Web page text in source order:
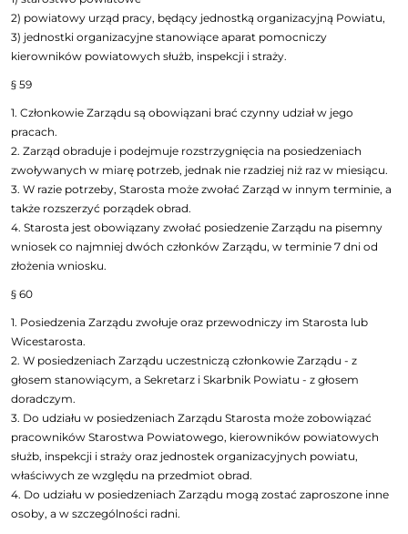
2) powiatowy urząd pracy, będący jednostką organizacyjną Powiatu,
3) jednostki organizacyjne stanowiące aparat pomocniczy
kierowników powiatowych służb, inspekcji i straży.
§ 59
1. Członkowie Zarządu są obowiązani brać czynny udział w jego
pracach.
2. Zarząd obraduje i podejmuje rozstrzygnięcia na posiedzeniach
zwoływanych w miarę potrzeb, jednak nie rzadziej niż raz w miesiącu.
3. W razie potrzeby, Starosta może zwołać Zarząd w innym terminie, a
także rozszerzyć porządek obrad.
4. Starosta jest obowiązany zwołać posiedzenie Zarządu na pisemny
wniosek co najmniej dwóch członków Zarządu, w terminie 7 dni od
złożenia wniosku.
§ 60
1. Posiedzenia Zarządu zwołuje oraz przewodniczy im Starosta lub
Wicestarosta.
2. W posiedzeniach Zarządu uczestniczą członkowie Zarządu - z
głosem stanowiącym, a Sekretarz i Skarbnik Powiatu - z głosem
doradczym.
3. Do udziału w posiedzeniach Zarządu Starosta może zobowiązać
pracowników Starostwa Powiatowego, kierowników powiatowych
służb, inspekcji i straży oraz jednostek organizacyjnych powiatu,
właściwych ze względu na przedmiot obrad.
4. Do udziału w posiedzeniach Zarządu mogą zostać zaproszone inne
osoby, a w szczególności radni.